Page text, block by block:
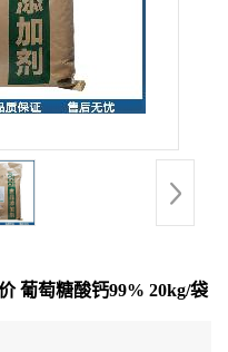
葡萄糖酸钙99% 20kg/袋